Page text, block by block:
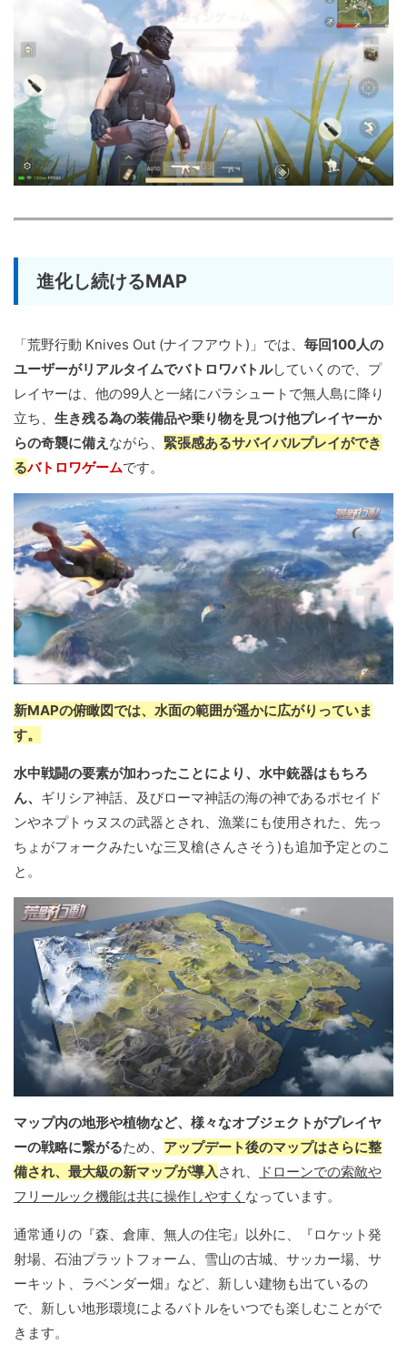
進化し続けるMAP
「荒野行動 Knives Out (ナイフアウト)」では、 毎回100人の
ユーザーがリアルタイムでバトロワバトルしていくので、プ
レイヤーは、他の99人と一緒にパラシュートで無人島に降り
立ち、 生き残る為の装備品や乗り物を見つけ他プレイヤーか
らの奇襲に備え ながら、 緊張感あるサバイバルプレイができ
るバトロワゲームです。
新MAPの俯瞰図では、水面の範囲が遥かに広がりっていま
す。
水中戦闘の要素が加わったことにより、水中銃器はもちろ
ん、 ギリシア神話、及びローマ神話の海の神であるポセイド
ンやネプトゥヌスの武器とされ、漁業にも使用された、先っ
ちょがフォークみたいな三叉槍(さんさそう)も追加予定とのこ
と。
マップ内の地形や植物など、様々なオブジェクトがプレイヤ
ーの戦略に繋がるため、 アップデート後のマップはさらに整
備され、最大級の新マップが導入され、
ドローンでの索敵や
フリールック機能は共に操作しやすく なっています。
通常通りの『森、倉庫、無人の住宅』以外に、『ロケット発
射場、石油プラットフォーム、雪山の古城、サッカー場、サ
ーキット、ラベンダー畑』など、新しい建物も出ているの
で、新しい地形環境によるバトルをいつでも楽しむことがで
きます。